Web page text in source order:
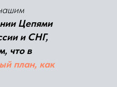
Цепями
и СНГ,
что в
план, как